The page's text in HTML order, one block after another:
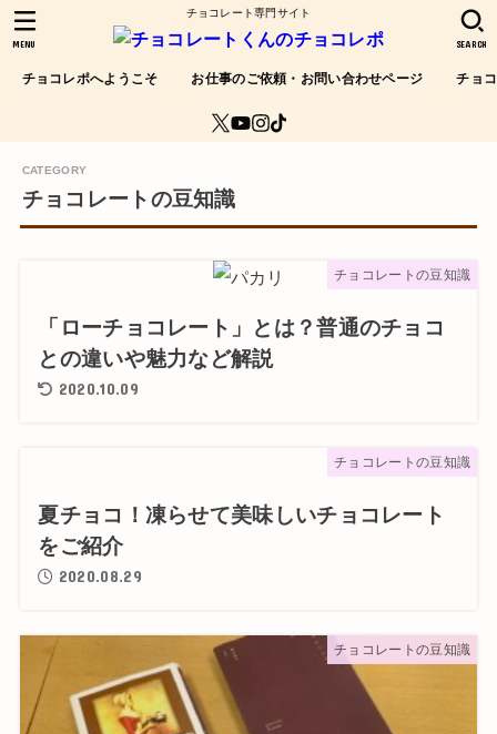
チョコレート専門サイト
チョコレポへようこそ お仕事のご依頼・お問い合わせページ チョ
SEARCH
MENU
チョコレートの豆知識
チョコレートの豆知識
「ローチョコレート」とは？普通のチョコ
との違いや魅力など解説
2020.10.09
チョコレートの豆知識
夏チョコ！凍らせて美味しいチョコレート
をご紹介
2020.08.29
チョコレートの豆知識